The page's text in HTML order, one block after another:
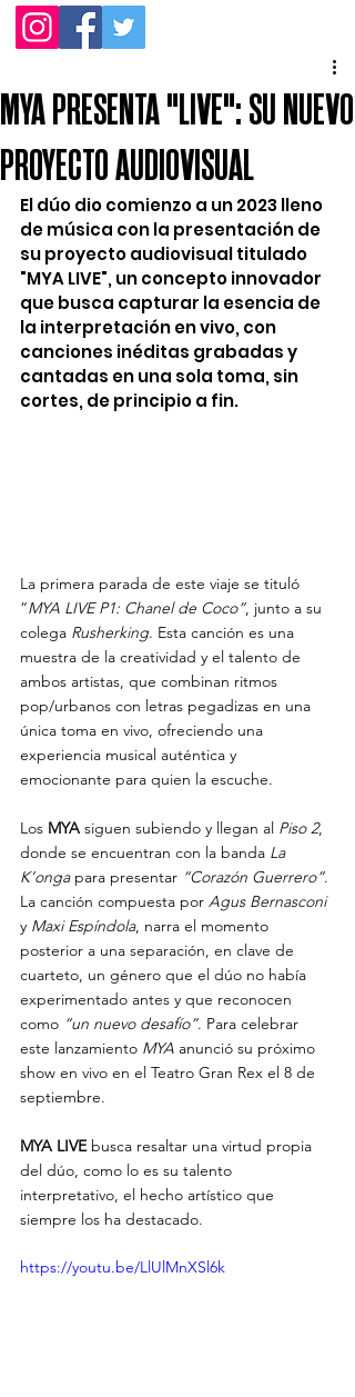
MYA PRESENTA "LIVE": SU NUEVO
PROYECTO AUDIOVISUAL
El dúo dio comienzo a un 2023 lleno
de música con la presentación de
su proyecto audiovisual titulado
"MYA LIVE", un concepto innovador
que busca capturar la esencia de
la interpretación en vivo, con
canciones inéditas grabadas y
cantadas en una sola toma, sin
cortes, de principio a fin.
La primera parada de este viaje se tituló
“MYA LIVE P1: Chanel de Coco”, junto a su
colega Rusherking. Esta canción es una
muestra de la creatividad y el talento de
ambos artistas, que combinan ritmos
pop/urbanos con letras pegadizas en una
única toma en vivo, ofreciendo una
experiencia musical auténtica y
emocionante para quien la escuche.
Los MYA siguen subiendo y llegan al Piso 2,
donde se encuentran con la banda La
K’onga para presentar “Corazón Guerrero”.
La canción compuesta por Agus Bernasconi
y Maxi Espíndola, narra el momento
posterior a una separación, en clave de
cuarteto, un género que el dúo no había
experimentado antes y que reconocen
como “un nuevo desafío”. Para celebrar
este lanzamiento MYA anunció su próximo
show en vivo en el Teatro Gran Rex el 8 de
septiembre.
MYA LIVE busca resaltar una virtud propia
del dúo, como lo es su talento
interpretativo, el hecho artístico que
siempre los ha destacado.
https://youtu.be/LlUlMnXSl6k